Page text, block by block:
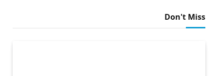
Don't Miss